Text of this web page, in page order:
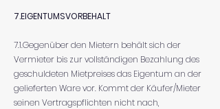
7.EIGENTUMSVORBEHALT
7.1.Gegenüber den Mietern behält sich der
Vermieter bis zur vollständigen Bezahlung des
geschuldeten Mietpreises das Eigentum an der
gelieferten Ware vor. Kommt der Käufer/Mieter
seinen Vertragspflichten nicht nach,